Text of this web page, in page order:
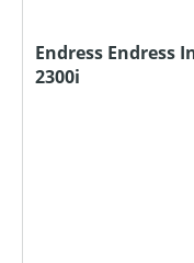
Endress Endress
2300i